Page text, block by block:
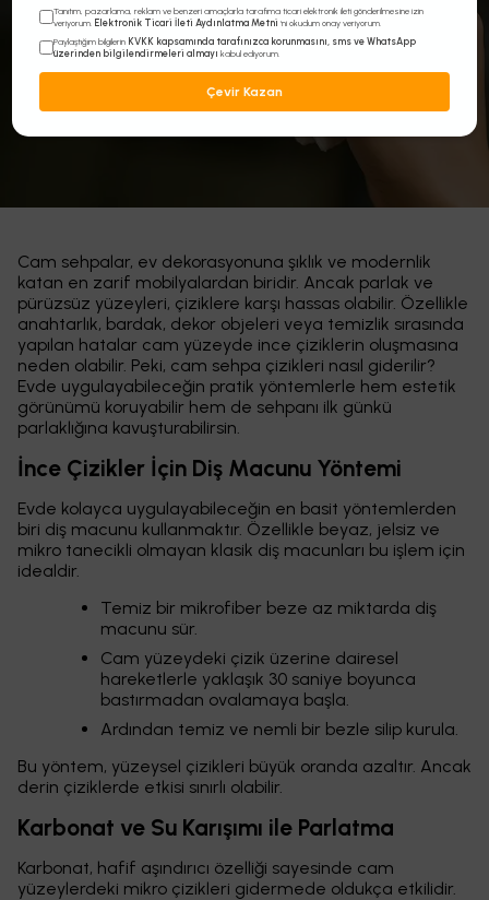
Cam sehpalar, ev dekorasyonuna şıklık ve modernlik
katan en zarif mobilyalardan biridir. Ancak parlak ve
pürüzsüz yüzeyleri, çiziklere karşı hassas olabilir. Özellikle
anahtarlık, bardak, dekor objeleri veya temizlik sırasında
yapılan hatalar cam yüzeyde ince çiziklerin oluşmasına
neden olabilir. Peki, cam sehpa çizikleri nasıl giderilir?
Evde uygulayabileceğin pratik yöntemlerle hem estetik
görünümü koruyabilir hem de sehpanı ilk günkü
parlaklığına kavuşturabilirsin.
İnce Çizikler İçin Diş Macunu Yöntemi
Evde kolayca uygulayabileceğin en basit yöntemlerden
biri diş macunu kullanmaktır. Özellikle beyaz, jelsiz ve
mikro tanecikli olmayan klasik diş macunları bu işlem için
idealdir.
Temiz bir mikrofiber beze az miktarda diş
macunu sür.
Cam yüzeydeki çizik üzerine dairesel
hareketlerle yaklaşık 30 saniye boyunca
bastırmadan ovalamaya başla.
Ardından temiz ve nemli bir bezle silip kurula.
Bu yöntem, yüzeysel çizikleri büyük oranda azaltır. Ancak
derin çiziklerde etkisi sınırlı olabilir.
Karbonat ve Su Karışımı ile Parlatma
Karbonat, hafif aşındırıcı özelliği sayesinde cam
yüzeylerdeki mikro çizikleri gidermede oldukça etkilidir.
Tanıtım, pazarlama, reklam ve benzeri amaçlarla tarafıma ticari elektronik ileti gönderilmesine izin
veriyorum. Elektronik Ticari İleti Aydınlatma Metni 'ni okudum onay veriyorum.
Paylaştığım bilgilerin KVKK kapsamında tarafınızca korunmasını, sms ve WhatsApp
üzerinden bilgilendirmeleri almayı kabul ediyorum.
Çevir Kazan